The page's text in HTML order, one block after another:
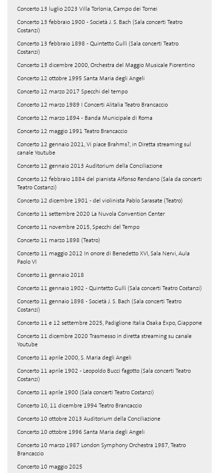
Concerto 13 luglio 2023 Villa Torlonia, Campo dei Tornei
Concerto 13 febbraio 1900 - Società J. S. Bach (Sala concerti Teatro
Costanzi)
Concerto 13 febbraio 1898 - Quintetto Gullì (Sala concerti Teatro
Costanzi)
Concerto 13 dicembre 2000, Orchestra del Maggio Musicale Fiorentino
Concerto 12 ottobre 1995 Santa Maria degli Angeli
Concerto 12 marzo 2017 Specchi del tempo
Concerto 12 marzo 1989 I Concerti Alitalia Teatro Brancaccio
Concerto 12 marzo 1894 - Banda Municipale di Roma
Concerto 12 maggio 1991 Teatro Brancaccio
Concerto 12 gennaio 2021, Vi piace Brahms?, in Diretta streaming sul
canale Youtube
Concerto 12 gennaio 2013 Auditorium della Conciliazione
Concerto 12 febbraio 1884 del pianista Alfonso Rendano (Sala da concerti
Teatro Costanzi)
Concerto 12 dicembre 1901 - del violinista Pablo Sarasate (Teatro)
Concerto 11 settembre 2020 La Nuvola Convention Center
Concerto 11 novembre 2015, Specchi del Tempo
Concerto 11 marzo 1898 (Teatro)
Concerto 11 maggio 2012 In onore di Benedetto XVI, Sala Nervi, Aula
Paolo VI
Concerto 11 gennaio 2018
Concerto 11 gennaio 1902 - Quintetto Gullì (Sala concerti Teatro Costanzi)
Concerto 11 gennaio 1898 - Società J. S. Bach (Sala concerti Teatro
Costanzi)
Concerto 11 e 12 settembre 2025, Padiglione Italia Osaka Expo, Giappone
Concerto 11 dicembre 2020 Trasmesso in diretta streaming su canale
Youtube
Concerto 11 aprile 2000, S. Maria degli Angeli
Concerto 11 aprile 1902 - Leopoldo Bucci fagotto (Sala concerti Teatro
Costanzi)
Concerto 11 aprile 1900 (Sala concerti Teatro Costanzi)
Concerto 10, 11 dicembre 1994 Teatro Brancaccio
Concerto 10 ottobre 2013 Auditorium della Conciliazione
Concerto 10 ottobre 1996 Santa Maria degli Angeli
Concerto 10 marzo 1987 London Symphony Orchestra 1987, Teatro
Brancaccio
Concerto 10 maggio 2025